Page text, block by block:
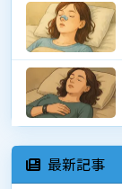
最新記事